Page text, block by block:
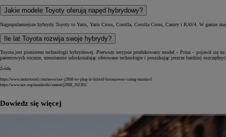
Jakie modele Toyoty oferują napęd hybrydowy?
Najpopularniejsze hybrydy Toyoty to Yaris, Yaris Cross, Corolla, Corolla Cross, Camry i RAV4. W gamie
Ile lat Toyota rozwija swoje hybrydy?
Toyota jest pionierem technologii hybrydowej. Pierwszy seryjnie produkowany model – Prius – pojawił się
patentowych rocznie, nieustannie udoskonalając oferowane technologie i poszukując jeszcze bardziej
Źródła
https://www.motortrend.com/news/sae-j2908-ev-plug-in-hybrid-horsepower-rating-standard
https://www.sae.org/standards/content/j2908_202301/
Dowiedz się więcej